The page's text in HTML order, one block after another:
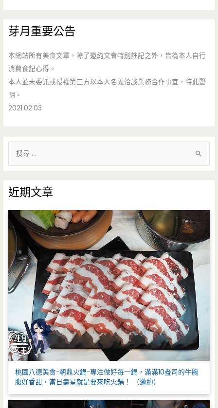
芽月重要公告
本網站所有美食文章，除了邀約文會特別註記之外，皆為本人自行
消費食記心得。
本人並未委託或授權第三方以本人名義洽談業務合作事宜，特此聲
明。
2021.02.03
鍵
字
:
近期文章
桃園八德美食-朝鼎火鍋-專注做好每一鍋，滿滿10盎司的牛胸
腹好香甜，當日壽星就是要來吃火鍋！ （邀約）